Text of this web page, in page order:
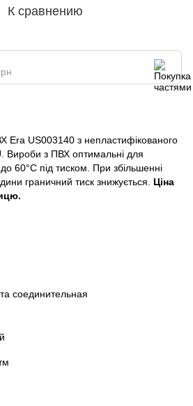
К сравнению
Era US003140 з непластифікованого
Вироби з ПВХ оптимальні для
60°C під тиском. При збільшенні
граничний тиск знижується. Ціна
соединительная